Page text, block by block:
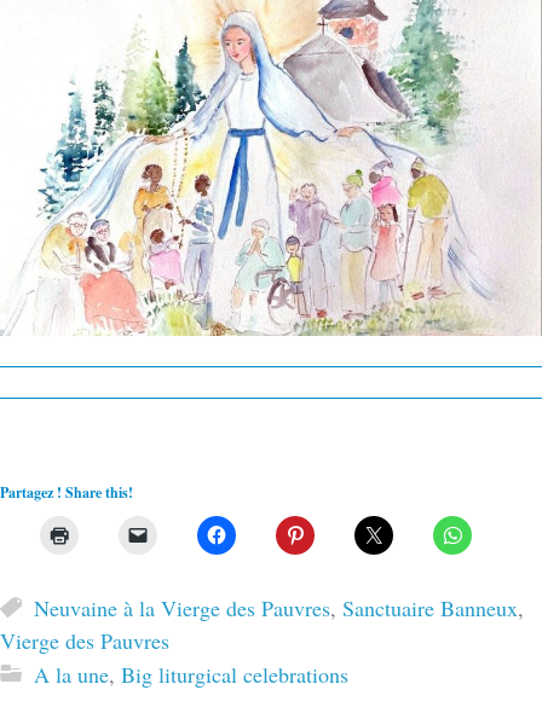
Partagez ! Share this!
Neuvaine à la Vierge des Pauvres, Sanctuaire Banneux,
Vierge des Pauvres
A la une, Big liturgical celebrations